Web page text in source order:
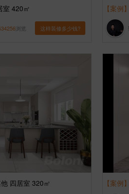
室 420㎡
浏览 这样装修多少钱?
【案例
四居室 320㎡ 【案例